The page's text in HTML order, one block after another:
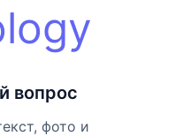
вопрос
фото и